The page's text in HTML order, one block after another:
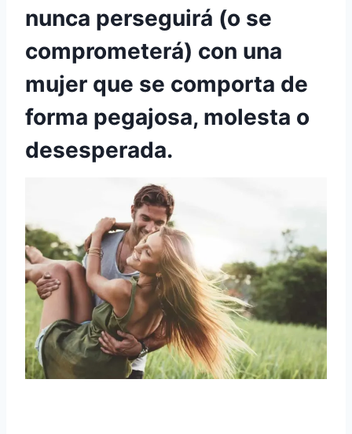
nunca perseguirá (o se
comprometerá) con una
mujer que se comporta de
forma pegajosa, molesta o
desesperada.